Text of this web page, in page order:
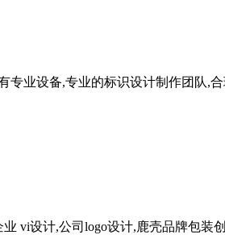
业设备,专业的标识设计制作团队,
vi设计,公司logo设计,鹿壳品牌包装